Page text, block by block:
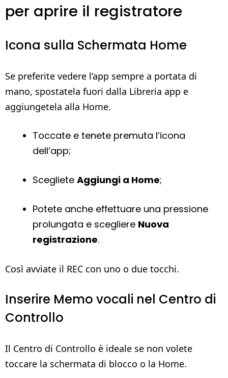
per aprire il registratore
Icona sulla Schermata Home
Se preferite vedere l’app sempre a portata di
mano, spostatela fuori dalla Libreria app e
aggiungetela alla Home.
Toccate e tenete premuta l’icona
dell’app;
Scegliete Aggiungi a Home;
Potete anche effettuare una pressione
prolungata e scegliere Nuova
registrazione.
Così avviate il REC con uno o due tocchi.
Inserire Memo vocali nel Centro di
Controllo
Il Centro di Controllo è ideale se non volete
toccare la schermata di blocco o la Home.